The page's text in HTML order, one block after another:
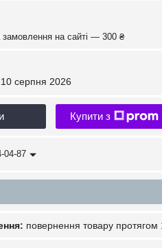
замовлення на сайті — 300 ₴
10 серпня 2026
Купити з
04-87
повернення товару протягом